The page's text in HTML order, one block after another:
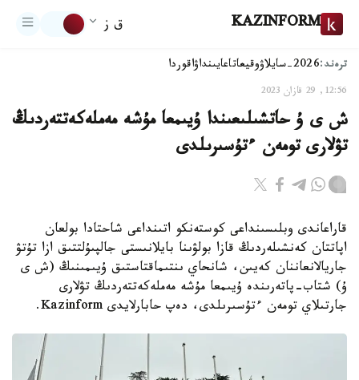
KAZINFORM ق ز
ترەند:2026-سايلاۋ وقيعاتاعايىنداۋاقوردا
12:56, 29 قازان 2023
ش ى ۇ حاتشىلىعىندا ۇيىمعا مۇشە مەملەكەتتەردىڭ
تۋلارى تومەن ءتۇسىرىلدى
قاراعاندى وبلىسىنداعى كوستەنكو اتىنداعى شاحتادا بولعان
اپاتتان كەنشىلەردىڭ قازا بولۋىنا بايلانىستى جالپىۇلتتىق ازا تۇتۋ
جاريالانعاننان كەيىن، شانحاي ىنتىماقتاستىق ۇيىمىنىڭ (ش ى
ۇ) شتاب-پاتەرىندە ۇيىمعا مۇشە مەملەكەتتەردىڭ تۋلارى
جارتىلاي تومەن ءتۇسىرىلدى، دەپ حابارلايدى Kazinform.